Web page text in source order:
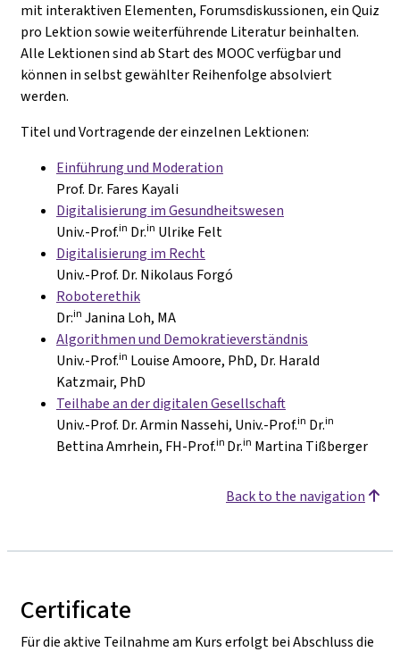
mit interaktiven Elementen, Forumsdiskussionen, ein Quiz
pro Lektion sowie weiterführende Literatur beinhalten.
Alle Lektionen sind ab Start des MOOC verfügbar und
können in selbst gewählter Reihenfolge absolviert
werden.
Titel und Vortragende der einzelnen Lektionen:
Einführung und Moderation
Prof. Dr. Fares Kayali
Digitalisierung im Gesundheitswesen
Univ.-Prof.in Dr.in Ulrike Felt
Digitalisierung im Recht
Univ.-Prof. Dr. Nikolaus Forgó
Roboterethik
Dr:in Janina Loh, MA
Algorithmen und Demokratieverständnis
Univ.-Prof.in Louise Amoore, PhD, Dr. Harald
Katzmair, PhD
Teilhabe an der digitalen Gesellschaft
Univ.-Prof. Dr. Armin Nassehi, Univ.-Prof.in Dr.in
Bettina Amrhein, FH-Prof.in Dr.in Martina Tißberger
Back to the navigation
Certificate
Für die aktive Teilnahme am Kurs erfolgt bei Abschluss die